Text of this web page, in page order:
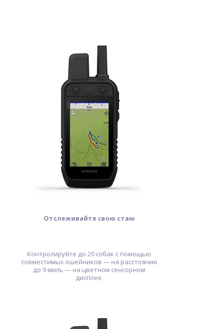
Отслеживайте свою стаю
Контролируйте до 20 собак с помощью
совместимых ошейников — на расстоянии
до 9 миль — на цветном сенсорном
дисплее.